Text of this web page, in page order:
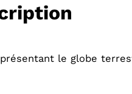
le globe